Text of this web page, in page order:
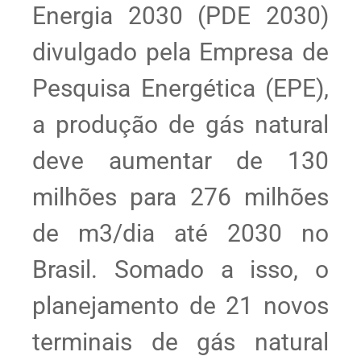
Energia 2030 (PDE 2030)
divulgado pela Empresa de
Pesquisa Energética (EPE),
a produção de gás natural
deve aumentar de 130
milhões para 276 milhões
de m3/dia até 2030 no
Brasil. Somado a isso, o
planejamento de 21 novos
terminais de gás natural